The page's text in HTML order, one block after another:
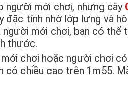
người mới chơi, nhưng cây
đặc tính nhờ lớp lưng và
mới chơi, bạn có thể
thước.
chơi hoặc người chơi
chiều cao trên 1m55.